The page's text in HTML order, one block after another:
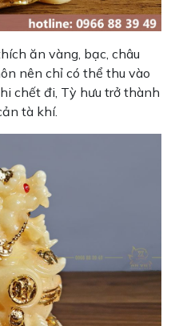
ăn vàng, bạc, châu
nên chỉ có thể thu vào
chết đi, Tỳ hưu trở thành
tà khí.